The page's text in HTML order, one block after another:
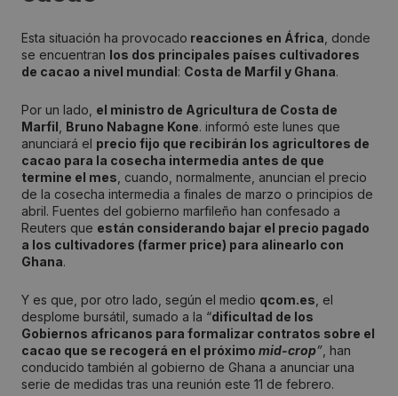
Esta situación ha provocado reacciones en África , donde
se encuentran los dos principales países cultivadores
de cacao a nivel mundial: Costa de Marfil y Ghana.
Por un lado, el ministro de Agricultura de Costa de
Marfil Bruno Nabagne Kone. informó este lunes que
anunciará el precio fijo que recibirán los agricultores de
cacao para la cosecha intermedia antes de que
termine el mes , cuando, normalmente, anuncian el precio
de la cosecha intermedia a finales de marzo o principios de
abril. Fuentes del gobierno marfileño han confesado a
Reuters que están considerando bajar el precio pagado
a los cultivadores (farmer price) para alinearlo con
Ghana.
Y es que, por otro lado, según el medio qcom.es , el
desplome bursátil, sumado a la “dificultad de los
Gobiernos africanos para formalizar contratos sobre el
cacao que se recogerá en el próximo mid-crop” , han
conducido también al gobierno de Ghana a anunciar una
serie de medidas tras una reunión este 11 de febrero.